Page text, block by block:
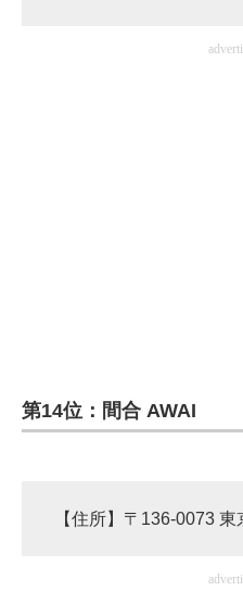
ビジネスと働き方のヒント
製造業のIT導入・活用を支援
エレクトロニクス専門サイト
第14位：間合 AWAI
【住所】〒136-0073